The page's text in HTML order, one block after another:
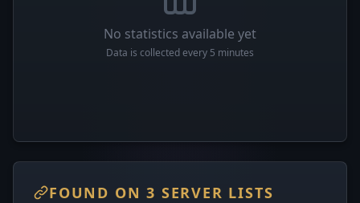
No statistics available yet
Data is collected every 5 minutes
FOUND ON 3 SERVER LISTS